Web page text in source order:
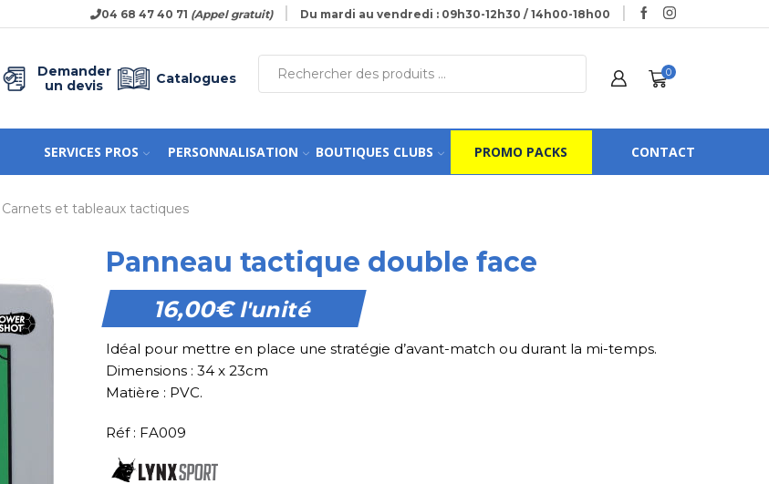
04 68 47 40 71 (Appel gratuit) Du mardi au vendredi : 09h30-12h30 / 14h00-18h00
Demander
un devis
Catalogues 0
SERVICES PROS PERSONNALISATION BOUTIQUES CLUBS PROMO PACKS CONTACT
Carnets et tableaux tactiques
Panneau tactique double face
16,00€l'unité
Idéal pour mettre en place une stratégie d’avant-match ou durant la mi-temps.
Dimensions : 34 x 23cm
Matière : PVC.
Réf : FA009